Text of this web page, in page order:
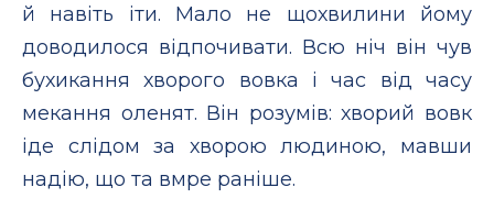
й навіть іти. Мало не щохвилини йому
доводилося відпочивати. Всю ніч він чув
бухикання хворого вовка і час від часу
мекання оленят. Він розумів: хворий вовк
іде слідом за хворою людиною, мавши
надію, що та вмре раніше.